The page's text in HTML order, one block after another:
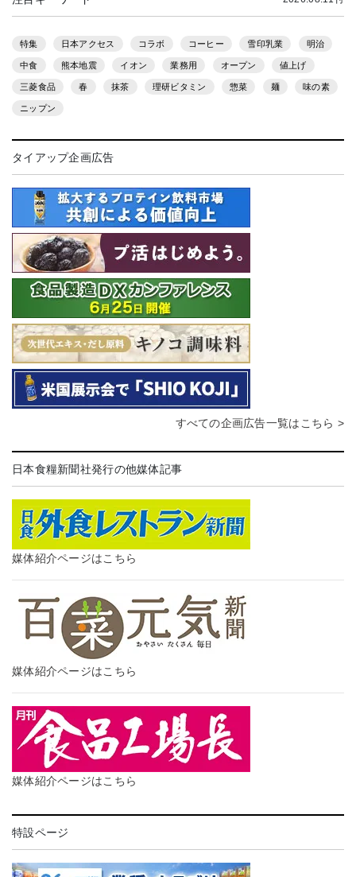
特集 日本アクセス コラボ コーヒー 雪印乳業 明治
中食 熊本地震 イオン 業務用 オープン 値上げ
三菱食品 春 抹茶 理研ビタミン 惣菜 麺 味の素
ニップン
タイアップ企画広告
すべての企画広告一覧はこちら >
日本食糧新聞社発行の他媒体記事
媒体紹介ページはこちら
媒体紹介ページはこちら
媒体紹介ページはこちら
特設ページ